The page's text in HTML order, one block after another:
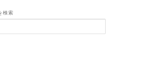
検索